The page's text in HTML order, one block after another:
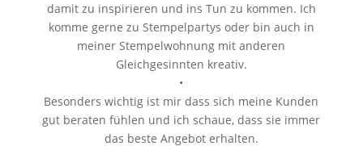
damit zu inspirieren und ins Tun zu kommen. Ich
komme gerne zu Stempelpartys oder bin auch in
meiner Stempelwohnung mit anderen
Gleichgesinnten kreativ.
•
Besonders wichtig ist mir dass sich meine Kunden
gut beraten fühlen und ich schaue, dass sie immer
das beste Angebot erhalten.